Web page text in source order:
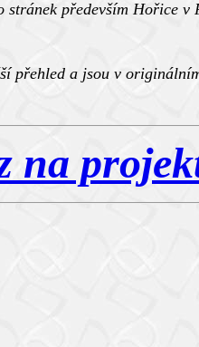
především Hořice v
přehled a jsou v
na